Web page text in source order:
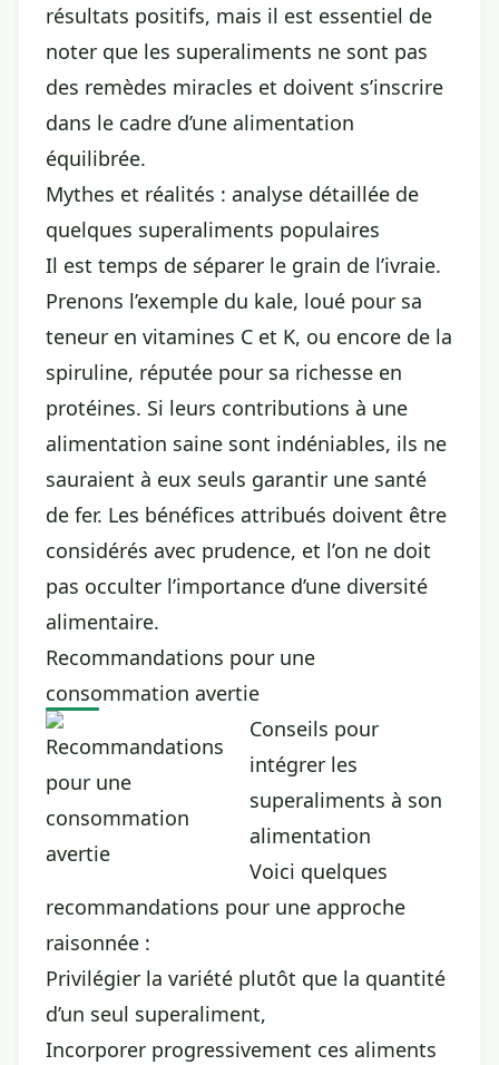
résultats positifs, mais il est essentiel de
noter que les superaliments ne sont pas
des remèdes miracles et doivent s’inscrire
dans le cadre d’une alimentation
équilibrée.
Mythes et réalités : analyse détaillée de
quelques superaliments populaires
Il est temps de séparer le grain de l’ivraie.
Prenons l’exemple du kale, loué pour sa
teneur en vitamines C et K, ou encore de la
spiruline, réputée pour sa richesse en
protéines. Si leurs contributions à une
alimentation saine sont indéniables, ils ne
sauraient à eux seuls garantir une santé
de fer. Les bénéfices attribués doivent être
considérés avec prudence, et l’on ne doit
pas occulter l’importance d’une diversité
alimentaire.
Recommandations pour une
consommation avertie
Conseils pour
intégrer les
superaliments à son
alimentation
Voici quelques
recommandations pour une approche
raisonnée :
Privilégier la variété plutôt que la quantité
d’un seul superaliment,
Incorporer progressivement ces aliments